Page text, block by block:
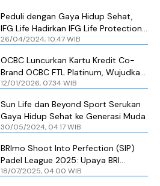
Peduli dengan Gaya Hidup Sehat,
IFG Life Hadirkan IFG Life Protection
Platinum dan IFG LifeCHANCE
26/04/2024, 10.47 WIB
OCBC Luncurkan Kartu Kredit Co-
Brand OCBC FTL Platinum, Wujudkan
Gaya Hidup Sehat dan Finansial yang
12/01/2026, 07.34 WIB
Sun Life dan Beyond Sport Serukan
Gaya Hidup Sehat ke Generasi Muda
30/05/2024, 04.17 WIB
BRImo Shoot Into Perfection (SIP)
Padel League 2025: Upaya BRI
Hadirkan Gaya Hidup Sehat untuk
18/07/2025, 04.00 WIB